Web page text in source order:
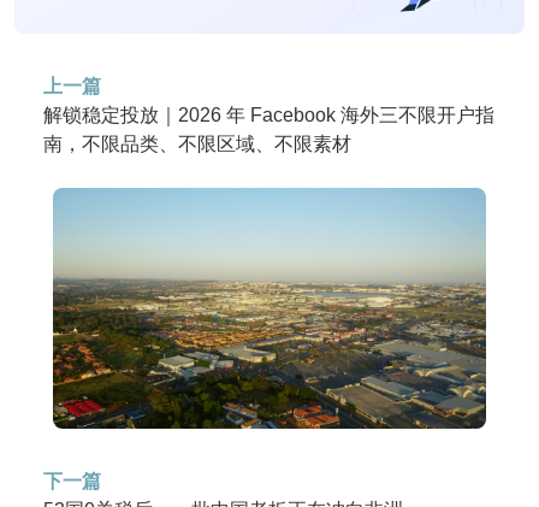
上一篇
解锁稳定投放｜2026 年 Facebook 海外三不限开户指
南，不限品类、不限区域、不限素材
下一篇